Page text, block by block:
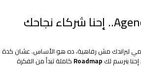
إحنا مش مجرد Agency.. إحنا شركاء نجاحك
لبراندك مش رفاهية، ده هو الأساس. عشان كدة
بنرسم لك Roadmap كاملة تبدأ من الفكرة